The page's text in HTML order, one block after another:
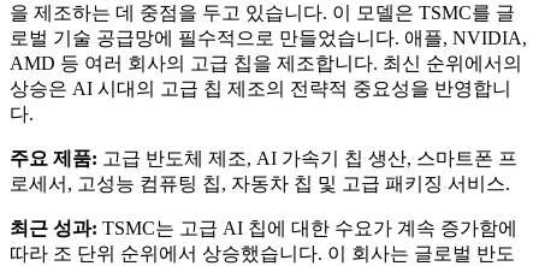
을 제조하는 데 중점을 두고 있습니다. 이 모델은 TSMC를 글
로벌 기술 공급망에 필수적으로 만들었습니다. 애플, NVIDIA,
AMD 등 여러 회사의 고급 칩을 제조합니다. 최신 순위에서의
상승은 AI 시대의 고급 칩 제조의 전략적 중요성을 반영합니
다.
주요 제품: 고급 반도체 제조, AI 가속기 칩 생산, 스마트폰 프
로세서, 고성능 컴퓨팅 칩, 자동차 칩 및 고급 패키징 서비스.
최근 성과: TSMC는 고급 AI 칩에 대한 수요가 계속 증가함에
따라 조 단위 순위에서 상승했습니다. 이 회사는 글로벌 반도